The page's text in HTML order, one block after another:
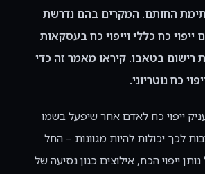
החותם. המקרים בהם נדרשת
ייפוי כח כללי וייפוי כח בעסקאות
רישום בטאבו. קיראו מאמר זה כדי
כח נוטריוני.
ייפוי כח לאדם אחר שיפעל בשמו
לכך יכולות להיות מגוונות – החל
ייפוי הכח, אילוצים כגון נסיעה של